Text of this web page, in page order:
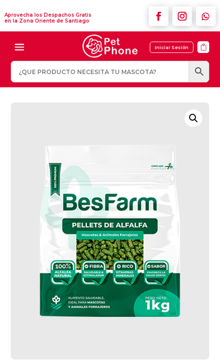
Aprovecha los Despachos Gratis
en la Zona Oriente de Santiago
Iniciar Sesión 